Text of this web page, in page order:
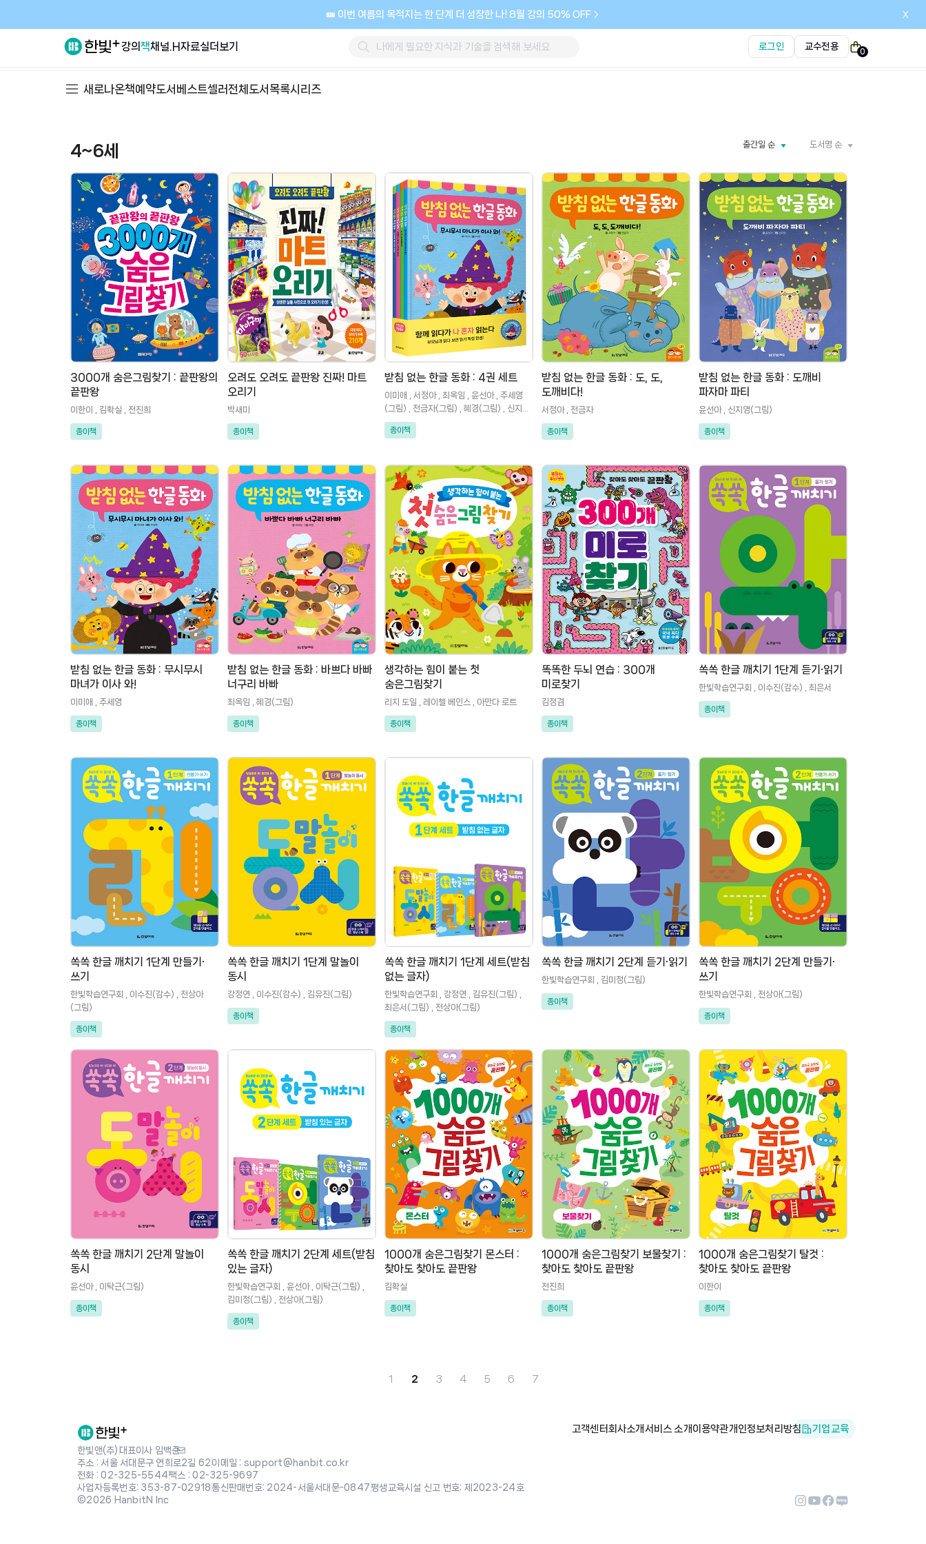
🎫 이번 여름의 목적지는 한 단계 더 성장한 나! 8월 강의 50% OFF x
강의책채널.H자료실더보기 로그인 교수전용
0
새로나온책예약도서 베스트셀러전체도서목록시리즈
4~6세 도서명 순
출간일 순
3000개 숨은그림찾기 : 끝판왕의
끝판왕
이한이 , 김확실 , 전진희
종이책
오려도 오려도 끝판왕 진짜! 마트
오리기
박새미
종이책
받침 없는 한글 동화 : 4권 세트
이미애 , 서정아 , 최옥임 , 윤선아 , 주세영
(그림) , 전금자(그림) , 혜경(그림) , 신지영
(그림)
종이책
받침 없는 한글 동화 : 도, 도,
도깨비다!
서정아 , 전금자
종이책
받침 없는 한글 동화 : 도깨비
파자마 파티
윤선아 , 신지영(그림)
종이책
받침 없는 한글 동화 : 무시무시
마녀가 이사 와!
이미애 , 주세영
종이책
받침 없는 한글 동화 : 바쁘다 바빠
너구리 바빠
최옥임 , 혜경(그림)
종이책
생각하는 힘이 붙는 첫
숨은그림찾기
리지 도일 , 레이첼 베인스 , 아만다 로트
종이책
똑똑한 두뇌 연습 : 300개
미로찾기
김정겸
종이책
쏙쏙 한글 깨치기 1단계 듣기∙읽기
한빛학습연구회 , 이수진(감수) , 최은서
종이책
쏙쏙 한글 깨치기 1단계 만들기∙
쓰기
한빛학습연구회 , 이수진(감수) , 전상아
(그림)
종이책
쏙쏙 한글 깨치기 1단계 말놀이
동시
강정연 , 이수진(감수) , 김유진(그림)
종이책
쏙쏙 한글 깨치기 1단계 세트(받침
없는 글자)
한빛학습연구회 , 강정연 , 김유진(그림) ,
최은서(그림) , 전상아(그림)
종이책
쏙쏙 한글 깨치기 2단계 듣기∙읽기
한빛학습연구회 , 김미정(그림)
종이책
쏙쏙 한글 깨치기 2단계 만들기∙
쓰기
한빛학습연구회 , 전상아(그림)
종이책
쏙쏙 한글 깨치기 2단계 말놀이
동시
윤선아 , 이탁근(그림)
종이책
쏙쏙 한글 깨치기 2단계 세트(받침
있는 글자)
한빛학습연구회 , 윤선아 , 이탁근(그림) ,
김미정(그림) , 전상아(그림)
종이책
1000개 숨은그림찾기 몬스터 :
찾아도 찾아도 끝판왕
김확실
종이책
1000개 숨은그림찾기 보물찾기 :
찾아도 찾아도 끝판왕
전진희
종이책
1000개 숨은그림찾기 탈것 :
찾아도 찾아도 끝판왕
이한이
종이책
1 2 3 4 5 6 7
고객센터회사소개서비스 소개이용약관개인정보처리방침 기업교육
한빛앤(주) 대표이사 임백준
주소 : 서울 서대문구 연희로2길 62 |이메일 : support@hanbit.co.kr
전화 : 02-325-5544|팩스 : 02-325-9697
사업자등록번호: 353-87-02918|통신판매번호: 2024-서울서대문-0847 |평생교육시설 신고 번호: 제2023-24호
©2026 HanbitN Inc